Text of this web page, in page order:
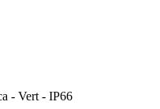
- Vert - IP66